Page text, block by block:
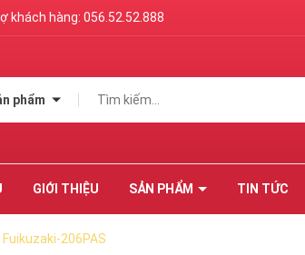
khách hàng: 056.52.52.888
phẩm
GIỚI THIỆU SẢN PHẨM TIN TỨC
206PAS